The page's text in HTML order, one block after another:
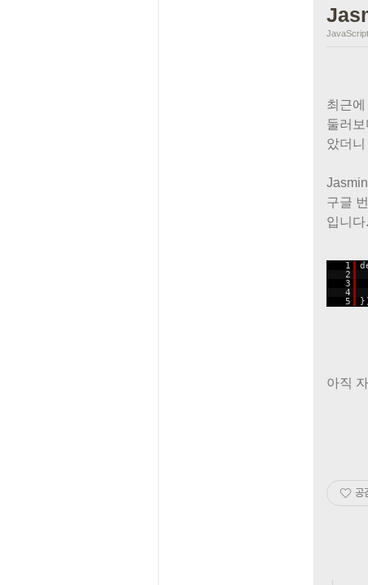
JavaScript
최근
둘러
았더
구글
입니다
1
2
3
4
5
아직
공